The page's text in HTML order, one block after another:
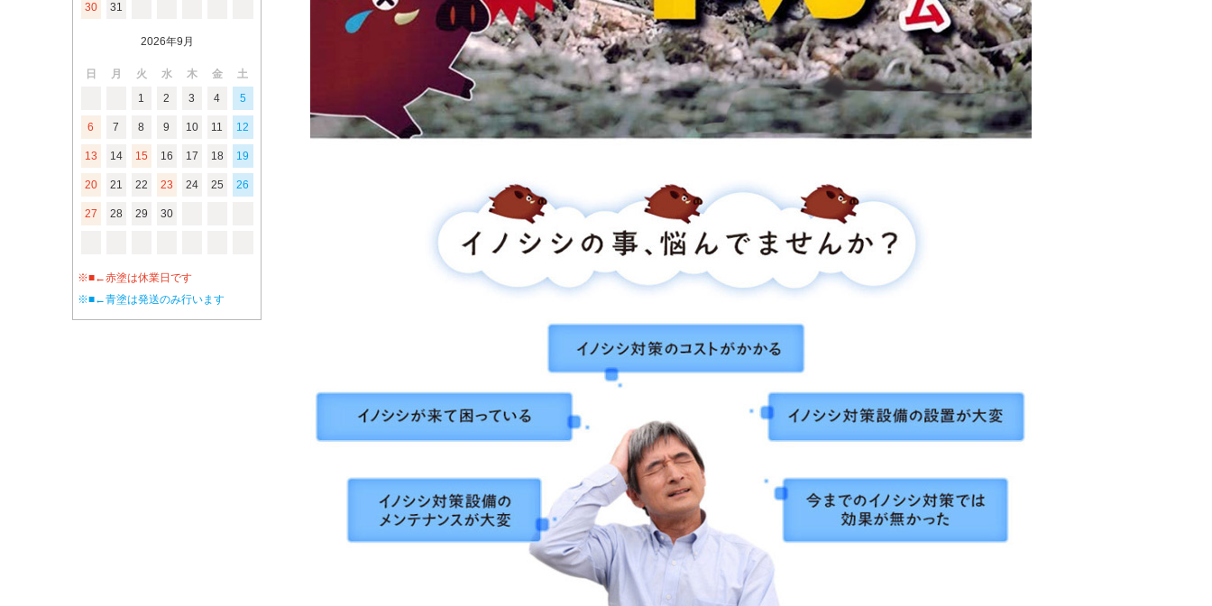
30 31
2026年9月
日 月 火 水 木 金
土
1
2 3 4 5
6 7 8 9 10 11 12
13 14 15 16 17 18 19
20 21 22 23 24 25 26
27 28 29 30
※■←赤塗は休業日です
※■←青塗は発送のみ行います